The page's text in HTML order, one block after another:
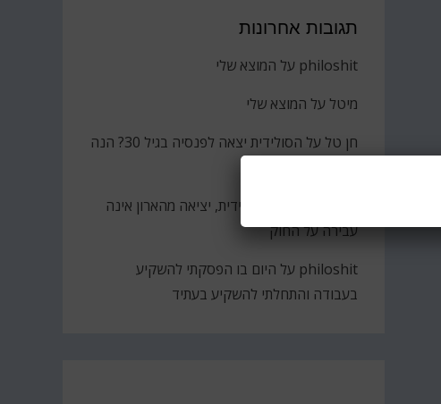
תגובות אחרונות
philoshit על המוצא שלי
מיטל על המוצא שלי
חן טל על
הסולידית יצאה לפנסיה בגיל 30? הנה
גבירתי הסולידית, יציאה מהארון אינה
עבירה על החוק
philoshit על היום בו הפסקתי להשקיע
בעבודה והתחלתי להשקיע בעתיד